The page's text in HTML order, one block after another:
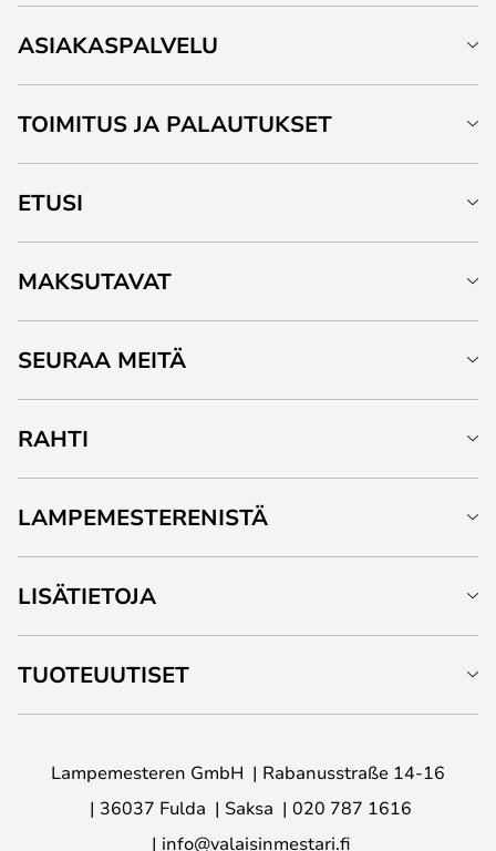
ASIAKASPALVELU
TOIMITUS JA PALAUTUKSET
ETUSI
MAKSUTAVAT
SEURAA MEITÄ
RAHTI
LAMPEMESTERENISTÄ
LISÄTIETOJA
TUOTEUUTISET
Lampemesteren GmbH
Rabanusstraße 14-16
36037 Fulda
Saksa
020 787 1616
info@valaisinmestari.fi